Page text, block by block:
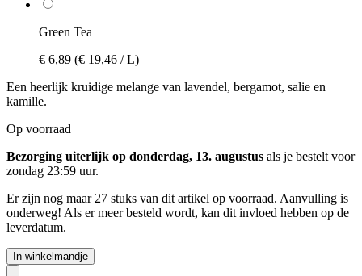
Green Tea
€ 6,89 (€ 19,46 / L)
Een heerlijk kruidige melange van lavendel, bergamot, salie en
kamille.
Op voorraad
Bezorging uiterlijk op donderdag, 13. augustus als je bestelt voor
zondag 23:59 uur.
Er zijn nog maar 27 stuks van dit artikel op voorraad. Aanvulling is
onderweg! Als er meer besteld wordt, kan dit invloed hebben op de
leverdatum.
In winkelmandje